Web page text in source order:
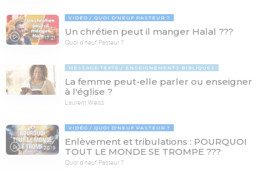
17:21
VIDÉO QUOI D'NEUF PASTEUR ?
Un chrétien peut il manger Halal ???
Quoi d'neuf Pasteur ?
MESSAGE TEXTE ENSEIGNEMENTS BIBLIQUES
La femme peut-elle parler ou enseigner
à l'église ?
Laurent Weiss
78:19
VIDÉO QUOI D'NEUF PASTEUR ?
Enlèvement et tribulations : POURQUOI
TOUT LE MONDE SE TROMPE ???
Quoi d'neuf Pasteur ?